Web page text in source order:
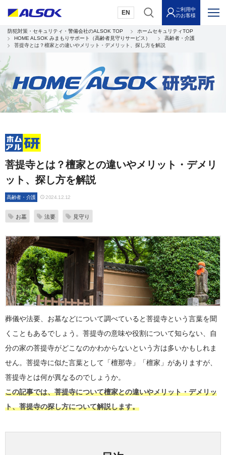
EN
ご利用中
のお客様
防犯対策・セキュリティ・警備会社のALSOK TOP
ホームセキュリティTOP
HOME ALSOK みまもりサポート（高齢者見守りサービス）
高齢者・介護
菩提寺とは？檀家との違いやメリット・デメリット、探し方を解説
菩提寺とは？檀家との違いやメリット・デメリ
ット、探し方を解説
高齢者・介護 2024.12.12
お墓 法要 見守り
葬儀や法要、お墓などについて調べていると菩提寺という言葉を聞
くこともあるでしょう。菩提寺の意味や役割について知らない、自
分の家の菩提寺がどこなのかわからないという方は多いかもしれま
せん。菩提寺に似た言葉として「檀那寺」「檀家」がありますが、
菩提寺とは何が異なるのでしょうか。
この記事では、菩提寺について檀家との違いやメリット・デメリッ
ト、菩提寺の探し方について解説します。